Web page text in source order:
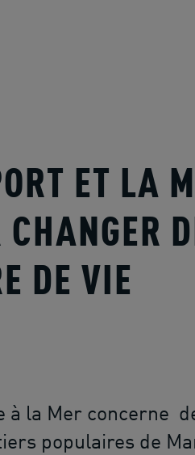
ET LA
CHANGER
DE VIE
à la Mer concerne
populaires de